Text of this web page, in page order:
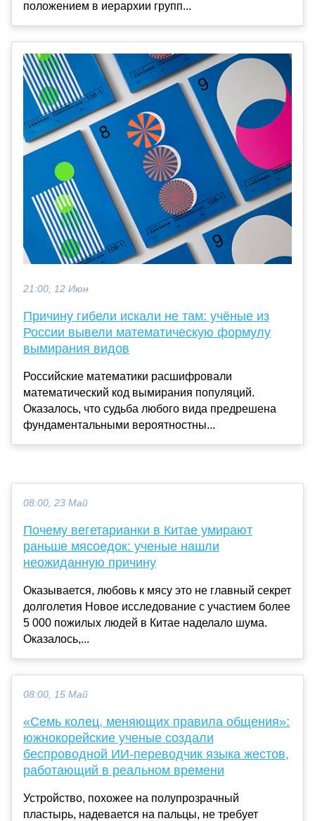
положением в иерархии групп...
21:00, 12 Июн
Причину гибели искали не там: учёные из
России вывели математическую формулу
вымирания видов
Российские математики расшифровали
математический код вымирания популяций.
Оказалось, что судьба любого вида предрешена
фундаментальными вероятностны...
08:00, 23 Май
Почему вегетарианки в Китае умирают
раньше мясоедок: ученые нашли
неожиданную причину
Оказывается, любовь к мясу это не главный секрет
долголетия Новое исследование с участием более
5 000 пожилых людей в Китае наделало шума.
Оказалось,...
08:00, 15 Май
«Семь колец, меняющих правила общения»:
южнокорейские ученые создали
беспроводной ИИ-переводчик языка жестов,
работающий в реальном времени
Устройство, похожее на полупрозрачный
пластырь, надевается на пальцы, не требует